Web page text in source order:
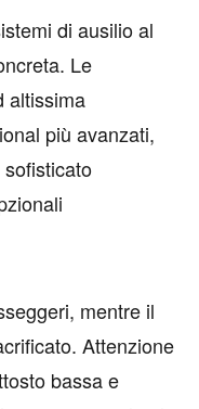
di ausilio al
Le
altissima
più avanzati,
mentre il
Attenzione
bassa e